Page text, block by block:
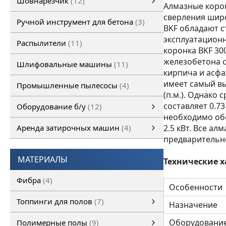
Ручной инструмент для бетона 3
Распылители 11
Шлифовальные машины 11
Промышленные пылесосы 4
Оборудование б/у 12
Аренда затирочных машин 4
МАТЕРИАЛЫ
Фибра 4
Топпинги для полов 7
Полимерные полы 9
Алмазные
сверления
BKF обладают
коронка BKF
железобетона
кирпича и
имеет самый
(п.м.). Однако
составляет
необходимо
2.5 кВт. Все
Технические
Особенности
Назначение